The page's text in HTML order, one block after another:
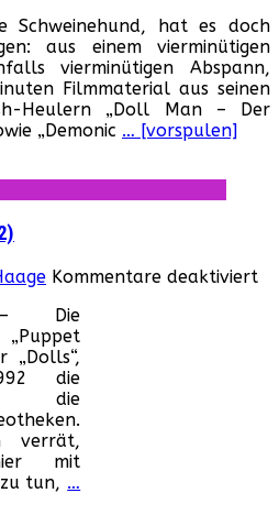
im
(USA,
Schweinehund, hat es doch
aus einem vierminütigen
vierminütigen Abspann,
Filmmaterial aus seinen
Heulern „Doll Man – Der
„Demonic … [vorspulen]
Kommentare deaktiviert
– Die
„Dolls“,
die
die
verrät,
mit
tun, …